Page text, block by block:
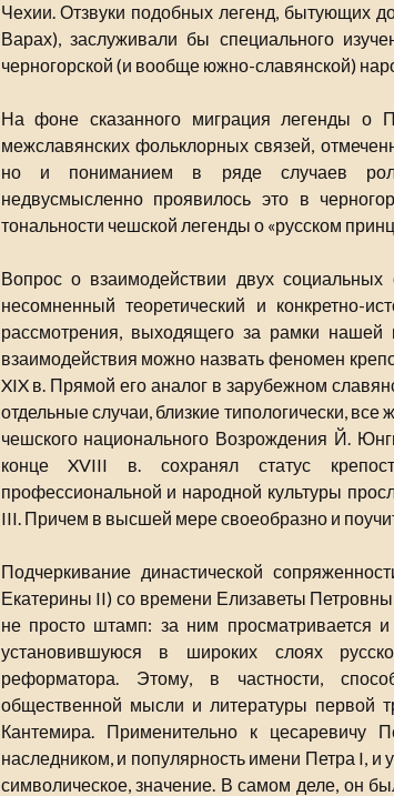
Чехии. Отзвуки подобных легенд, бытующих
Варах), заслуживали бы специального
черногорской (и вообще южно-славянской)
На фоне сказанного миграция легенды о
межславянских фольклорных связей,
но и пониманием в ряде случаев роли
недвусмысленно проявилось это в
тональности чешской легенды о «русском
Вопрос о взаимодействии двух социальных
несомненный теоретический и конкретно-
рассмотрения, выходящего за рамки
взаимодействия можно назвать феномен
XIX в. Прямой его аналог в зарубежном
отдельные случаи, близкие типологически,
чешского национального Возрождения Й.
конце XVIII в. сохранял статус
профессиональной и народной культуры
III. Причем в высшей мере своеобразно и
Подчеркивание династической
Екатерины II) со времени Елизаветы
не просто штамп: за ним просматривается
установившуюся в широких слоях
реформатора. Этому, в частности,
общественной мысли и литературы первой
Кантемира. Применительно к цесаревичу
наследником, и популярность имени Петра I,
символическое, значение. В самом деле, он